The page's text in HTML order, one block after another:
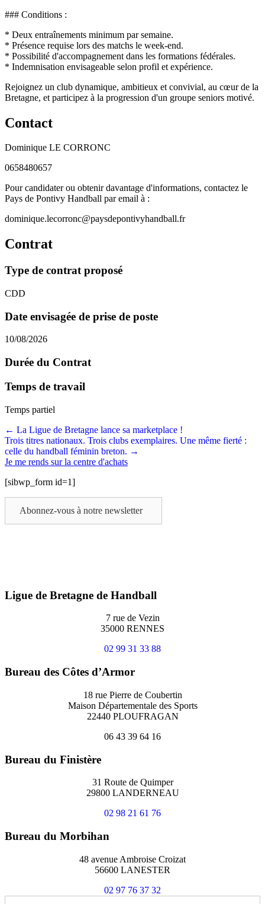
### Conditions :
* Deux entraînements minimum par semaine.
* Présence requise lors des matchs le week-end.
* Possibilité d'accompagnement dans les formations fédérales.
* Indemnisation envisageable selon profil et expérience.
Rejoignez un club dynamique, ambitieux et convivial, au cœur de la
Bretagne, et participez à la progression d'un groupe seniors motivé.
Contact
Dominique LE CORRONC
0658480657
Pour candidater ou obtenir davantage d'informations, contactez le
Pays de Pontivy Handball par email à :
dominique.lecorronc@paysdepontivyhandball.fr
Contrat
Type de contrat proposé
CDD
Date envisagée de prise de poste
10/08/2026
Durée du Contrat
Temps de travail
Temps partiel
Posts
navigation
← La Ligue de Bretagne lance sa marketplace !
Trois titres nationaux. Trois clubs exemplaires. Une même fierté :
celle du handball féminin breton. →
Je me rends sur la centre d'achats
[sibwp_form id=1]
Abonnez-vous à notre newsletter
Ligue de Bretagne de Handball
7 rue de Vezin
35000 RENNES
02 99 31 33 88
Bureau des Côtes d’Armor
18 rue Pierre de Coubertin
Maison Départementale des Sports
22440 PLOUFRAGAN
06 43 39 64 16
Bureau du Finistère
31 Route de Quimper
29800 LANDERNEAU
02 98 21 61 76
Bureau du Morbihan
48 avenue Ambroise Croizat
56600 LANESTER
02 97 76 37 32